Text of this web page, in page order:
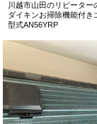
川越市山田のリピータ
ダイキンお掃除機能付き
型式AN56YRP